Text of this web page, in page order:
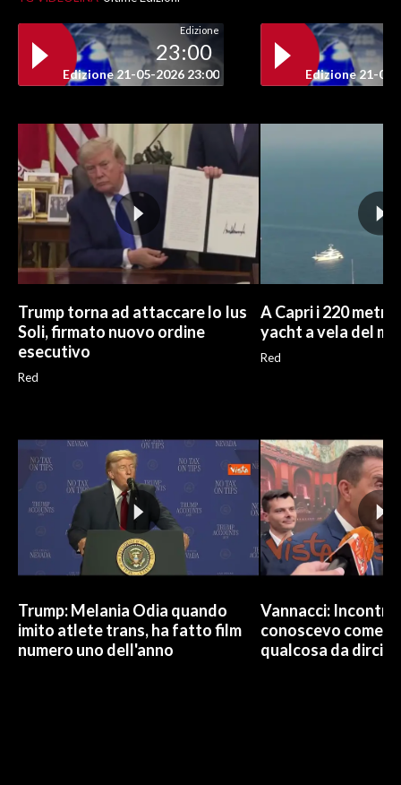
INFO AZIENDE
ABBONATI
NECROLOGI
PUBBLICITÀ
SPIAGGE
STORE
Edizione
23:00
Edizione 21-05-2026 23:00 Edizione 21-05-
Trump torna ad attaccare lo Ius
Soli, firmato nuovo ordine
esecutivo
Red
A Capri i 220 metri
yacht a vela del
Red
Trump: Melania Odia quando
imito atlete trans, ha fatto film
numero uno dell'anno
Vannacci: Incontro
conoscevo come
qualcosa da dirci